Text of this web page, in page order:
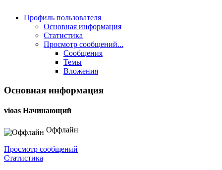
Профиль пользователя
Основная информация
Статистика
Просмотр сообщений...
Сообщения
Темы
Вложения
Основная информация
vioas Начинающий
Оффлайн
Просмотр сообщений
Статистика